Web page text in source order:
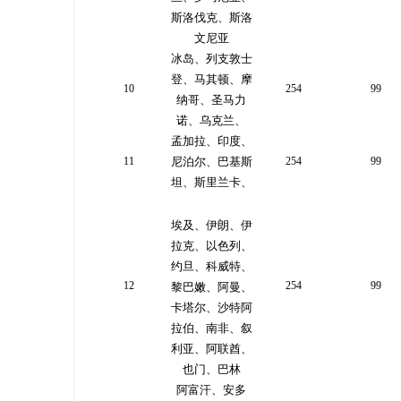
斯洛伐克、斯洛
文尼亚
10
冰岛、列支敦士
登、马其顿、摩
纳哥、圣马力
诺、乌克兰、
254 99
11
孟加拉、印度、
尼泊尔、巴基斯
坦、斯里兰卡、
254 99
12 254 99
埃及、伊朗、伊
拉克、以色列、
约旦、科威特、
黎巴嫩、阿曼、
卡塔尔、沙特阿
拉伯、南非、叙
利亚、阿联酋、
也门、巴林
阿富汗、安多